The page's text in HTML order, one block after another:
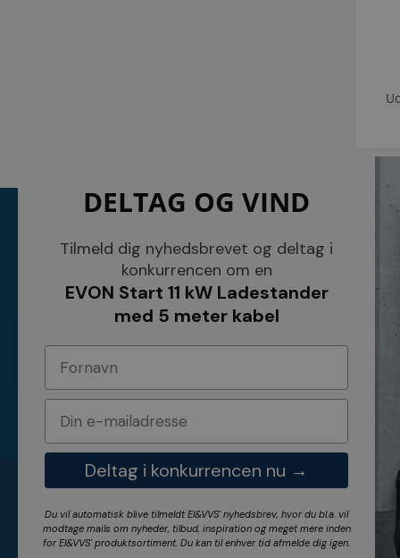
KONTAKT
NETSALG EL & VVS APS
Søndergårdsvej 44
Danmark
Cvr nr. 26117275
Blog
Åbningstider
Hvem er vi ?
Privatlivspolitik
DELTAG OG VIND
Tilmeld dig nyhedsbrevet og deltag i
konkurrencen om en
EVON Start 11 kW Ladestander
med 5 meter kabel
Deltag i konkurrencen nu →
Du vil automatisk blive tilmeldt El&VVS' nyhedsbrev, hvor du bl.a. vil
modtage mails om nyheder, tilbud, inspiration og meget mere inden
for El&VVS' produktsortiment. Du kan til enhver tid afmelde dig igen.